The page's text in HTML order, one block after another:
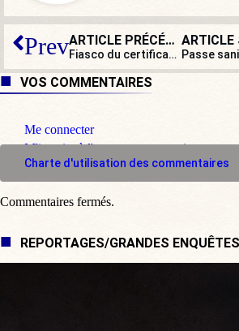
Prev ARTICLE PRÉCÉDENT
Fiasco du certificat de rétablissement : combien de Français indûment privés de passe sanitaire ?
VOS COMMENTAIRES
Me connecter
M'inscrire à l'espace commentaire
Charte d'utilisation des commentaires
Commentaires fermés.
REPORTAGES/GRANDES ENQUÊTES